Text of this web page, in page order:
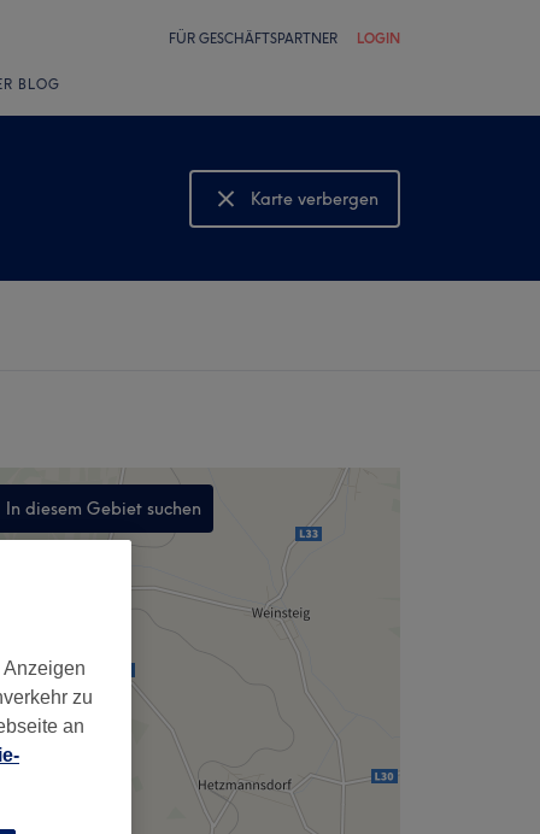
FÜR GESCHÄFTSPARTNER LOGIN
BLOG
Karte verbergen
Karte anzeigen
In diesem Gebiet suchen
,
zu
an